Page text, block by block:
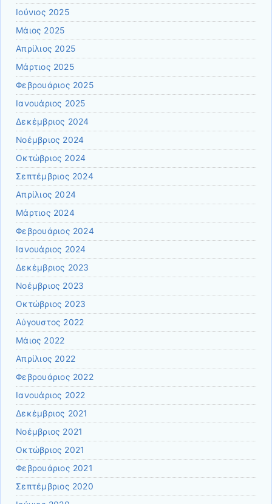
Ιούνιος 2025
Μάιος 2025
Απρίλιος 2025
Μάρτιος 2025
Φεβρουάριος 2025
Ιανουάριος 2025
Δεκέμβριος 2024
Νοέμβριος 2024
Οκτώβριος 2024
Σεπτέμβριος 2024
Απρίλιος 2024
Μάρτιος 2024
Φεβρουάριος 2024
Ιανουάριος 2024
Δεκέμβριος 2023
Νοέμβριος 2023
Οκτώβριος 2023
Αύγουστος 2022
Μάιος 2022
Απρίλιος 2022
Φεβρουάριος 2022
Ιανουάριος 2022
Δεκέμβριος 2021
Νοέμβριος 2021
Οκτώβριος 2021
Φεβρουάριος 2021
Σεπτέμβριος 2020